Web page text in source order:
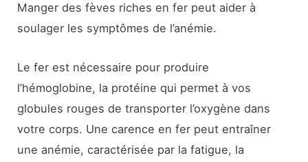
Manger des fèves riches en fer peut aider à
soulager les symptômes de l’anémie.
Le fer est nécessaire pour produire
l’hémoglobine, la protéine qui permet à vos
globules rouges de transporter l’oxygène dans
votre corps. Une carence en fer peut entraîner
une anémie, caractérisée par la fatigue, la